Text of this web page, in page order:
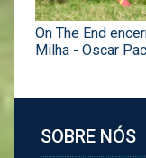
On The End
Milha - Oscar
SOBRE NÓS